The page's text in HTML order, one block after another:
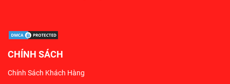
CHÍNH SÁCH
Chính Sách Khách Hàng